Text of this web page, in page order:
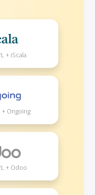
+ iScala
+ Ongoing
+ Odoo